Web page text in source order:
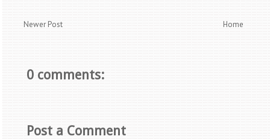
Newer Post Home
0 comments:
Post a Comment